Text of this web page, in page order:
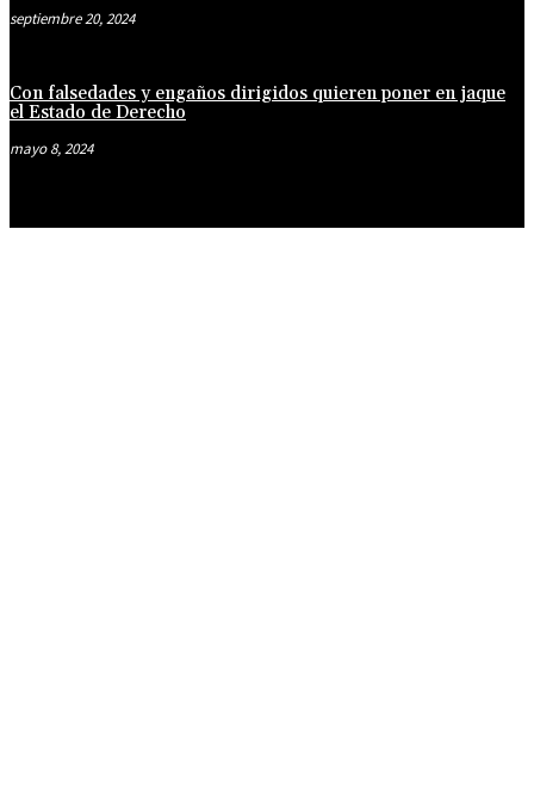
septiembre 20, 2024
Con falsedades y engaños dirigidos quieren poner en jaque
el Estado de Derecho
mayo 8, 2024